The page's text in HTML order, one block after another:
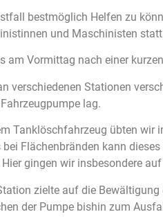
bestmöglich Helfen zu
und Maschinisten
am Vormittag nach einer
verschiedenen Stationen
lag.
Tanklöschfahrzeug übten wir
bei Flächenbränden kann
Hier gingen wir insbesondere
zielte auf die
der Pumpe bishin zum